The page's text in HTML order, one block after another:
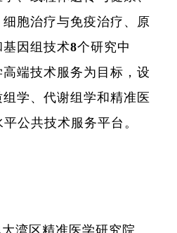
胞治疗与免疫治疗、原
因组技术8个研究中
端技术服务为目标，设
学、代谢组学和精准医
公共技术服务平台。
湾区精准医学研究院